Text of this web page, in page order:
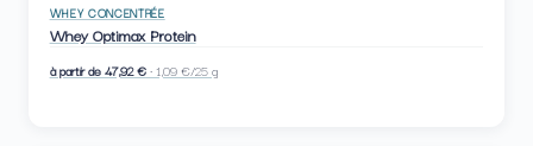
WHEY CONCENTRÉE
Whey Optimax Protein
à partir de 47,92 €· 1,09 €/25 g